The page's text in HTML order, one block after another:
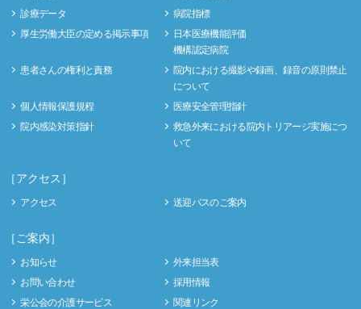
診療データ
病院指標
厚生労働大臣の定める掲示事項
日本医療機能評価
機構認定病院
患者さんの権利と責務
院内における撮影や録画、録音の原則禁止
について
個人情報保護規程
医療安全管理指針
院内感染対策指針
救急外来における院内トリアージ実施につ
いて
［アクセス］
アクセス 送迎バスのご案内
［ご案内］
お知らせ
外来担当表
お問い合わせ
採用情報
栄公会の介護サービス
関連リンク